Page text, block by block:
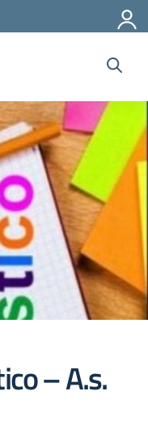
– A.s.